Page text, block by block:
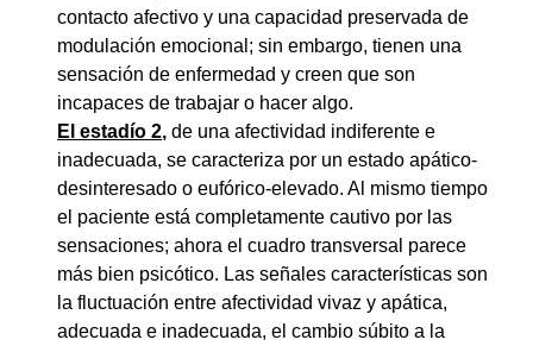
contacto afectivo y una capacidad preservada de
modulación emocional; sin embargo, tienen una
sensación de enfermedad y creen que son
incapaces de trabajar o hacer algo.
El estadío 2, de una afectividad indiferente e
inadecuada, se caracteriza por un estado apático-
desinteresado o eufórico-elevado. Al mismo tiempo
el paciente está completamente cautivo por las
sensaciones; ahora el cuadro transversal parece
más bien psicótico. Las señales características son
la fluctuación entre afectividad vivaz y apática,
adecuada e inadecuada, el cambio súbito a la